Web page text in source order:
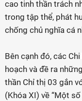
cao tinh thần trách
trong tập thể, phát
chống chủ nghĩa cá
Bên cạnh đó, các
hoạch và đề ra
thần Chỉ thị 03 gắn
(Khóa XI) về “Một